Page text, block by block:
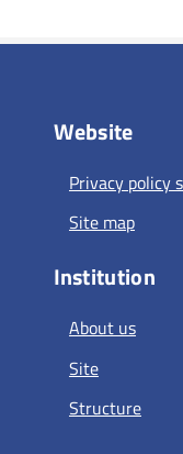
Website
Privacy policy
Site map
Institution
About us
Site
Structure